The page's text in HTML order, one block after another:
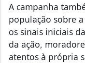
A campanha
população sobre
os sinais iniciais
da ação,
atentos à própria